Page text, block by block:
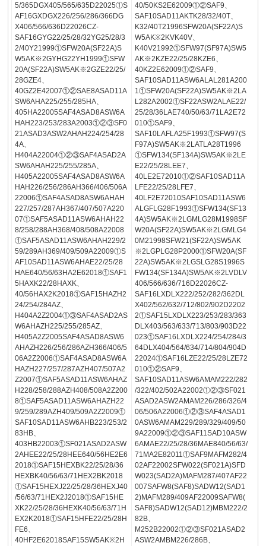
5/365DGX405/565/635D22025①S
AF16GXDGX226/256/286/366DG
X406/566/636D22026CZ-
SAF16GYG22/25/28/32YG25/28/3
2/40Y21999①SFW20A(SF22A)S
W5AK※2GYHG22YH1999①SFW
20A(SF22A)SW5AK※2GZE22/25/
28GZE4、
40GZ2E42007①②SAE8ASAD11A
SW6AHA225/255/285HA、
405HA22005SAF4ASAD8ASW6A
HAH223/253/283A2003①②③SF0
21ASAD3ASW2AHAH224/254/28
4A、
H404A22004①②③SAF4ASAD2A
SW6AHAH225/255/285A、
H405A22005SAF4ASAD8ASW6A
HAH226/256/286AH366/406/506A
22006①SAF4ASAD8ASW6AHAH
227/257/287AH367/407/507A220
07①SAF5ASAD11ASW6AHAH22
8/258/288AH368/408/508A22008
①SAF5ASAD11ASW6AHAH229/2
59/289AH369/409/509A22009①S
AF10SAD11ASW6AHAE22/25/28
HAE640/56/63HA2E62018①SAF1
5HAXK22/28HAXK、
40/56HAX2K2018①SAF15HAZH2
24/254/284AZ、
H404A2Z2004①③SAF4ASAD2AS
W6AHAZH225/255/285AZ、
H405A2Z2005SAF4ASAD8ASW6
AHAZH226/256/286AZH366/406/5
06A2Z2006①SAF4ASAD8ASW6A
HAZH227/257/287AZH407/507A2
Z2007①SAF5ASAD11ASW6AHAZ
H228/258/288AZH408/508A2Z200
8①SAF5ASAD11ASW6AHAZH22
9/259/289AZH409/509A2Z2009①
SAF10SAD11ASW6AHB223/253/2
83HB、
403HB22003①SF021ASAD2ASW
2AHEE22/25/28HEE640/56HE2E6
2018①SAF15HEXBK22/25/28/36
HEXBK40/56/63/71HEX2BK2018
①SAF15HEXJ22/25/28/36HEXJ40
/56/63/71HEX2J2018①SAF15HE
XK22/25/28/36HEXK40/56/63/71H
EX2K2018①SAF15HFE22/25/28H
FE6、
40HF2E62018SAF15SW5AK※2H
40/50KS2E62009①②SAF9、
SAF10SAD11AKTK28/32/40T、
K32/40T21996SFW20A(SF22A)S
W5AK※2KVK40V、
K40V21992①SFW97(SF97A)SW5
AK※2KZE22/25/28KZE6、
40KZ2E62009①②SAF9、
SAF10SAD11ASW6ALAL281A200
1①SFW20A(SF22A)SW5AK※2LA
L282A2002①SF22ASW2ALAE22/
25/28/36LAE740/50/63/71LA2E72
010①SAF9、
SAF10LAFLA25F1993①SFW97(S
F97A)SW5AK※2LATLA28T1996
①SFW134(SF134A)SW5AK※2LE
E22/25/28LEE7、
40LE2E72010①②SAF10SAD11A
LFE22/25/28LFE7、
40LF2E72010SAF10SAD11ASW6
ALGFLG28F1993①SFW134(SF13
4A)SW5AK※2LGMLG28M1998SF
W20A(SF22A)SW5AK※2LGMLG4
0M21998SFW21(SF22A)SW5AK
※2LGPLG28P2000①SFW20A(SF
22A)SW5AK※2LGSLG28S1996S
FW134(SF134A)SW5AK※2LVDLV
406/566/636/716D22026CZ-
SAF16LXDLX222/252/282/362DL
X402/562/632/712/802/902D2202
2①SAF15LXDLX223/253/283/363
DLX403/563/633/713/803/903D22
023①SAF16LXDLX224/254/284/3
64DLX404/564/634/714/804/904D
22024①SAF16LZE22/25/28LZE72
010①②SAF9、
SAF10SAD11ASW6AMAM222/282
/322/402/502A22002①②③SF021
ASAD2ASW2AMAM226/286/326/4
06/506A22006①②③SAF4ASAD1
0ASW6AMAM229/289/329/409/50
9A22009①②③SAF11SAD10ASW
6AMAE22/25/28/36MAE840/56/63/
71MA2E82011①SAF9MAFM282/4
02AF22002SFW022(SF021A)SFD
W023(SAD2A)MAFM287/407AF22
007SAFW8(SAF8)SADW12(SAD1
2)MAFM289/409AF22009SAFW8(
SAF8)SADW12(SAD12)MBM222/2
82B、
M252B22002①②③SF021ASAD2
ASW2AMBM226/286B、